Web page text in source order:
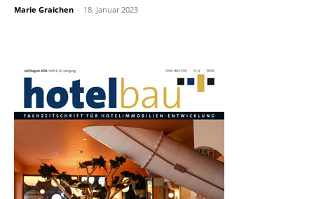
Marie Graichen - 18. Januar 2023